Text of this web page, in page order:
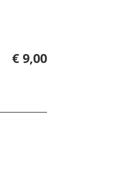
€ 9,00